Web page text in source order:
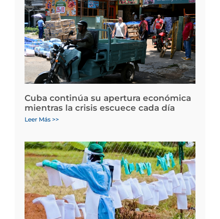
Cuba continúa su apertura económica
mientras la crisis escuece cada día
Leer Más >>